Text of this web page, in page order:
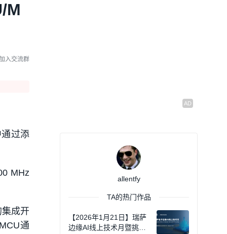
MCU背后的开发秘诀
看回放
M
入交流群
通过添
MHz
成开
通
allentfy
TA的热门作品
【2026年1月21日】瑞萨
边缘AI线上技术月暨挑战